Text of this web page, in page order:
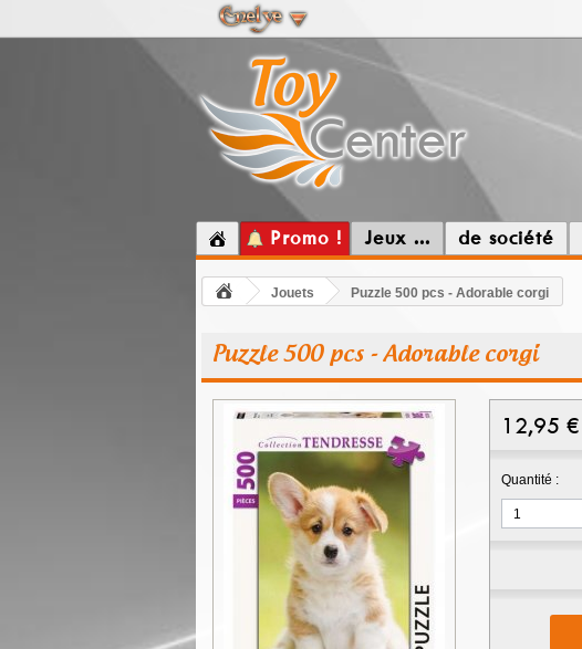
Promo ! Jeux ... de société
Jouets Puzzle 500 pcs - Adorable corgi
Puzzle 500 pcs - Adorable corgi
12,95 €
Quantité :